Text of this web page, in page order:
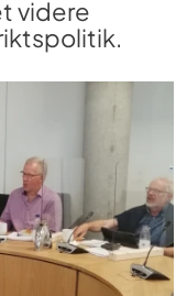
videre